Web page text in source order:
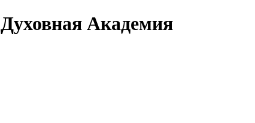
Духовная Академия